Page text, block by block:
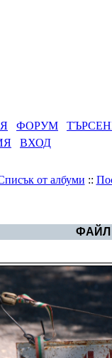
ФОРУМ
ВХОД
от албуми ::
ФАЙЛ